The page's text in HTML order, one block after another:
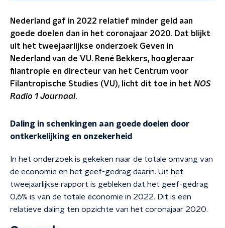
Nederland gaf in 2022 relatief minder geld aan
goede doelen dan in het coronajaar 2020. Dat blijkt
uit het tweejaarlijkse onderzoek Geven in
Nederland van de VU. René Bekkers, hoogleraar
filantropie en directeur van het Centrum voor
Filantropische Studies (VU), licht dit toe in het NOS
Radio 1 Journaal.
Daling in schenkingen aan goede doelen door
ontkerkelijking en onzekerheid
In het onderzoek is gekeken naar de totale omvang van
de economie en het geef-gedrag daarin. Uit het
tweejaarlijkse rapport is gebleken dat het geef-gedrag
0,6% is van de totale economie in 2022. Dit is een
relatieve daling ten opzichte van het coronajaar 2020.